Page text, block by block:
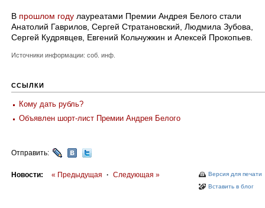
В прошлом году лауреатами Премии Андрея Белого стали
Анатолий Гаврилов, Сергей Стратановский, Людмила Зубова,
Сергей Кудрявцев, Евгений Кольчужкин и Алексей Прокопьев.
Источники информации: соб. инф.
ССЫЛКИ
Кому дать рубль?
Объявлен шорт-лист Премии Андрея Белого
Отправить:
Версия для печати
Вставить в блог
Новости: « Предыдущая · Следующая »